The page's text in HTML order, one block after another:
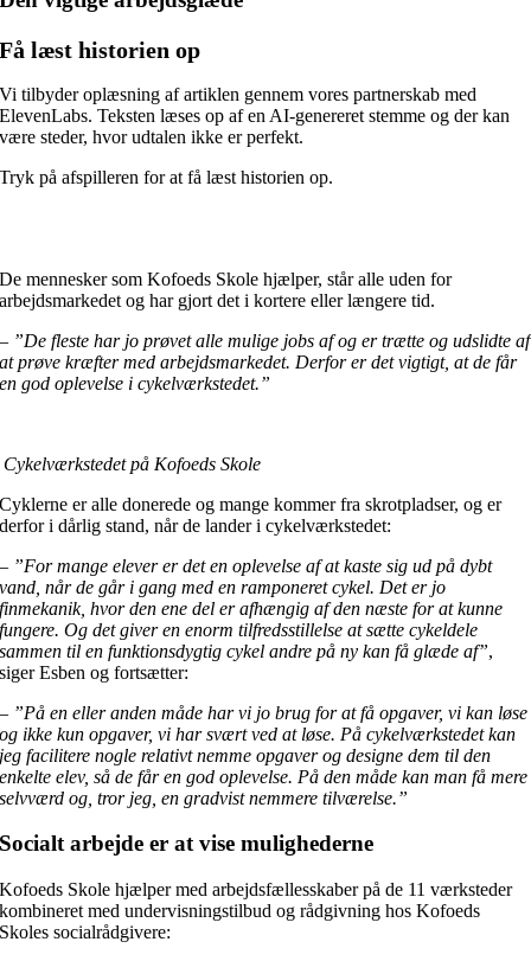
Få læst historien op
Vi tilbyder oplæsning af artiklen gennem vores partnerskab med
ElevenLabs. Teksten læses op af en AI-genereret stemme og der kan
være steder, hvor udtalen ikke er perfekt.
Tryk på afspilleren for at få læst historien op.
De mennesker som Kofoeds Skole hjælper, står alle uden for
arbejdsmarkedet og har gjort det i kortere eller længere tid.
– ”De fleste har jo prøvet alle mulige jobs af og er trætte og udslidte af
at prøve kræfter med arbejdsmarkedet. Derfor er det vigtigt, at de får
en god oplevelse i cykelværkstedet.”
Cykelværkstedet på Kofoeds Skole
Cyklerne er alle donerede og mange kommer fra skrotpladser, og er
derfor i dårlig stand, når de lander i cykelværkstedet:
– ”For mange elever er det en oplevelse af at kaste sig ud på dybt
vand, når de går i gang med en ramponeret cykel. Det er jo
finmekanik, hvor den ene del er afhængig af den næste for at kunne
fungere. Og det giver en enorm tilfredsstillelse at sætte cykeldele
sammen til en funktionsdygtig cykel andre på ny kan få glæde af”,
siger Esben og fortsætter:
– ”På en eller anden måde har vi jo brug for at få opgaver, vi kan løse
og ikke kun opgaver, vi har svært ved at løse. På cykelværkstedet kan
jeg facilitere nogle relativt nemme opgaver og designe dem til den
enkelte elev, så de får en god oplevelse. På den måde kan man få mere
selvværd og, tror jeg, en gradvist nemmere tilværelse.”
Socialt arbejde er at vise mulighederne
Kofoeds Skole hjælper med arbejdsfællesskaber på de 11 værksteder
kombineret med undervisningstilbud og rådgivning hos Kofoeds
Skoles socialrådgivere: